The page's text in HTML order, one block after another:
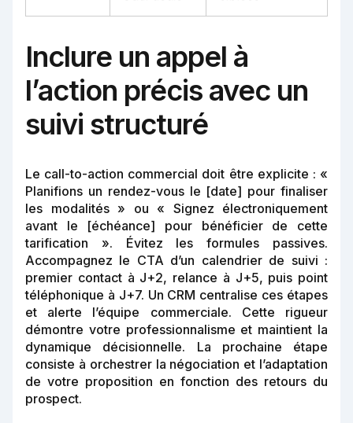
Inclure un appel à
l’action précis avec un
suivi structuré
Le call-to-action commercial doit être explicite : «
Planifions un rendez-vous le [date] pour finaliser
les modalités » ou « Signez électroniquement
avant le [échéance] pour bénéficier de cette
tarification ». Évitez les formules passives.
Accompagnez le CTA d’un calendrier de suivi :
premier contact à J+2, relance à J+5, puis point
téléphonique à J+7. Un CRM centralise ces étapes
et alerte l’équipe commerciale. Cette rigueur
démontre votre professionnalisme et maintient la
dynamique décisionnelle. La prochaine étape
consiste à orchestrer la négociation et l’adaptation
de votre proposition en fonction des retours du
prospect.